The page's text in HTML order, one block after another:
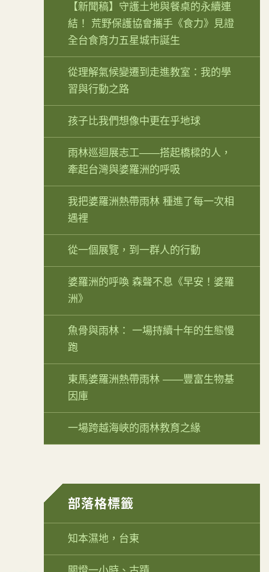
【新聞稿】守護土地與餐桌的永續連
結！ 荒野保護協會攜手《食力》見證
全台食育力五星城市誕生
從理解氣候變遷到走進教室：我的學
習與行動之路
孩子比我們想像中更在乎地球
雨林巡迴展志工——搭起橋樑的人，
牽起台灣與婆羅洲的呼吸
我把婆羅洲熱帶雨林 種進了每一次相
遇裡
從一個展覽，到一群人的行動
婆羅洲的呼喚 森聲不息《早安！婆羅
洲》
魚骨與雨林： 一場持續十年的生態慢
跑
東馬婆羅洲熱帶雨林 ——豐富生物基
因庫
一場跨越海峽的雨林教育之緣
部落格標籤
知本濕地，台東